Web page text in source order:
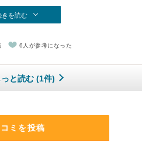
きを読む
6人が参考になった
と読む (1件)
ミを投稿